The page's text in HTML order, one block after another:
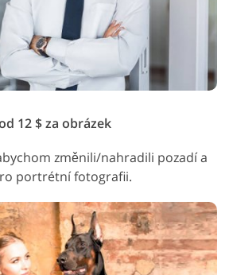
12 $ za obrázek
změnili/nahradili pozadí a
portrétní fotografii.